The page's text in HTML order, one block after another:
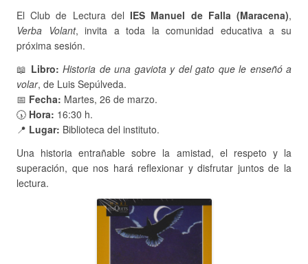
El Club de Lectura del IES Manuel de Falla (Maracena),
Verba Volant, invita a toda la comunidad educativa a su
próxima sesión.
📖 Libro: Historia de una gaviota y del gato que le enseñó a
volar, de Luis Sepúlveda.
📅 Fecha: Martes, 26 de marzo.
🕠 Hora: 16:30 h.
📍 Lugar: Biblioteca del instituto.
Una historia entrañable sobre la amistad, el respeto y la
superación, que nos hará reflexionar y disfrutar juntos de la
lectura.